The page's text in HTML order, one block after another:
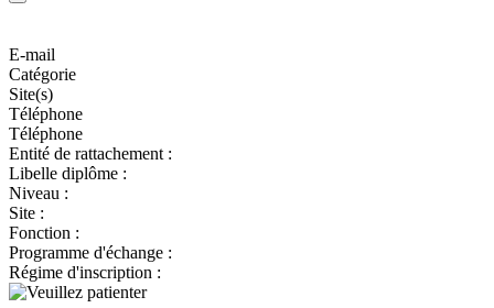
E-mail
Catégorie
Site(s)
Téléphone
Téléphone
Entité de rattachement :
Libelle diplôme :
Niveau :
Site :
Fonction :
Programme d'échange :
Régime d'inscription :